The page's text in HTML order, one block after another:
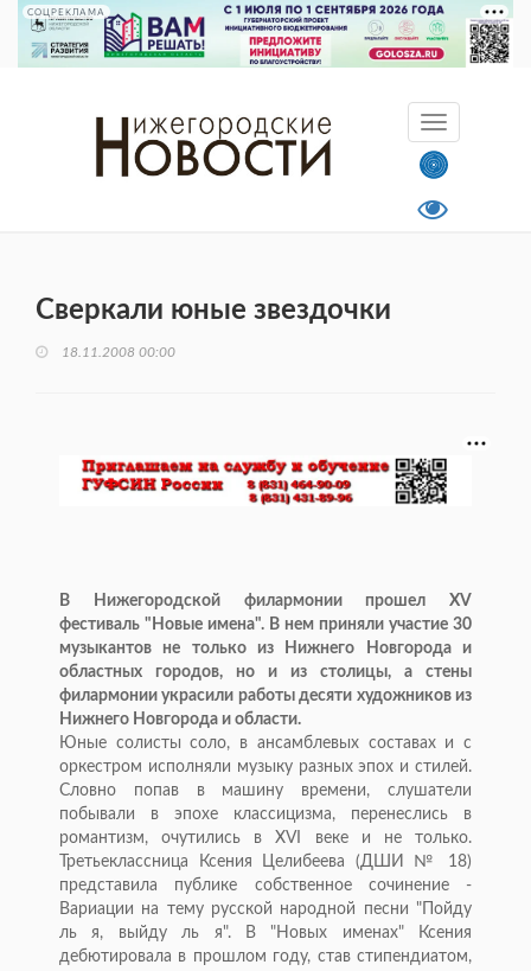
СОЦРЕКЛАМА
Сверкали юные звездочки
18.11.2008 00:00
В Нижегородской филармонии прошел XV
фестиваль "Новые имена". В нем приняли участие 30
музыкантов не только из Нижнего Новгорода и
областных городов, но и из столицы, а стены
филармонии украсили работы десяти художников из
Нижнего Новгорода и области.
Юные солисты соло, в ансамблевых составах и с
оркестром исполняли музыку разных эпох и стилей.
Словно попав в машину времени, слушатели
побывали в эпохе классицизма, перенеслись в
романтизм, очутились в XVI веке и не только.
Третьеклассница Ксения Целибеева (ДШИ № 18)
представила публике собственное сочинение -
Вариации на тему русской народной песни "Пойду
ль я, выйду ль я". В "Новых именах" Ксения
дебютировала в прошлом году, став стипендиатом,